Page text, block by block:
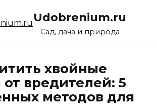
Udobrenium.ru
Сад, дача и природа
хвойные
вредителей: 5
методов для